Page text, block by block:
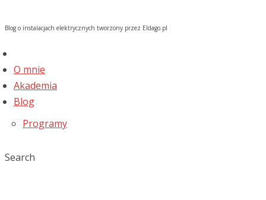
Blog o instalacjach elektrycznych tworzony przez Eldago.pl
O mnie
Akademia
Blog
Programy
Search